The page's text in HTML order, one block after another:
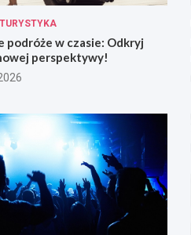
TURYSTYKA
podróże w czasie: Odkryj
perspektywy!